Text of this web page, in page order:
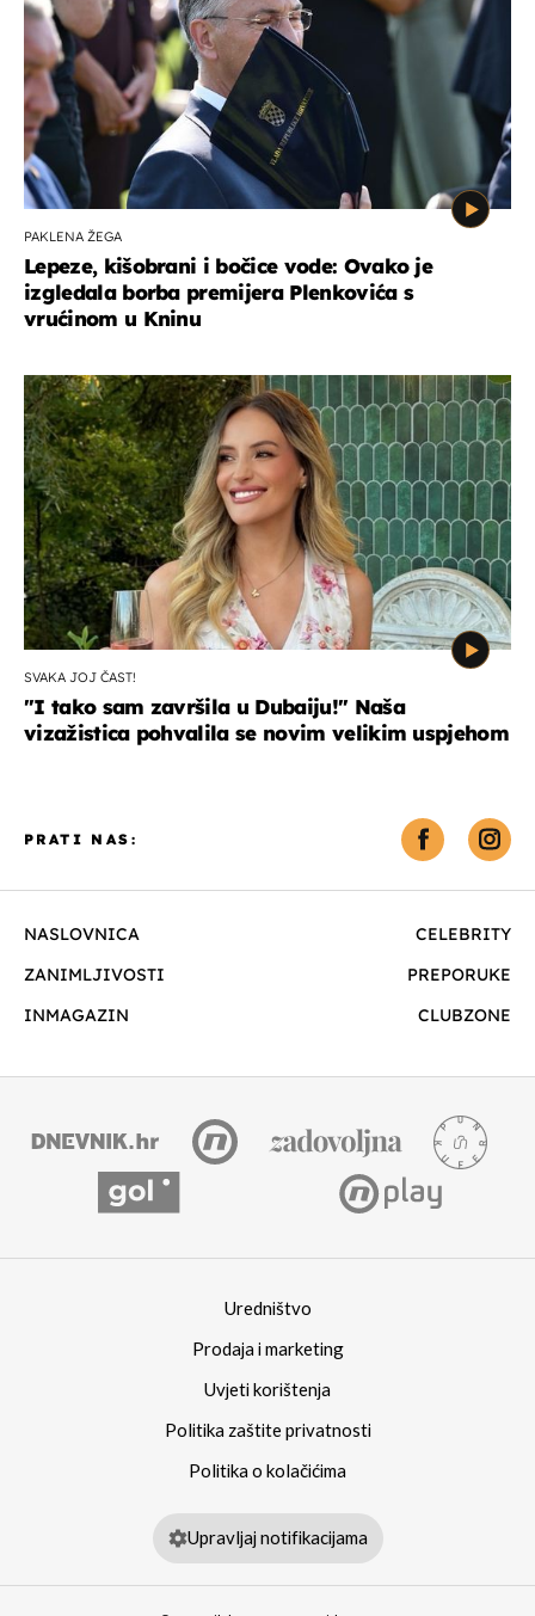
PAKLENA ŽEGA
Lepeze, kišobrani i bočice vode: Ovako je
izgledala borba premijera Plenkovića s
vrućinom u Kninu
SVAKA JOJ ČAST!
"I tako sam završila u Dubaiju!" Naša
vizažistica pohvalila se novim velikim uspjehom
NASLOVNICA
CELEBRITY
ZANIMLJIVOSTI
PREPORUKE
INMAGAZIN
CLUBZONE
PRATI NAS:
Uredništvo
Prodaja i marketing
Uvjeti korištenja
Politika zaštite privatnosti
Politika o kolačićima
Upravljaj notifikacijama